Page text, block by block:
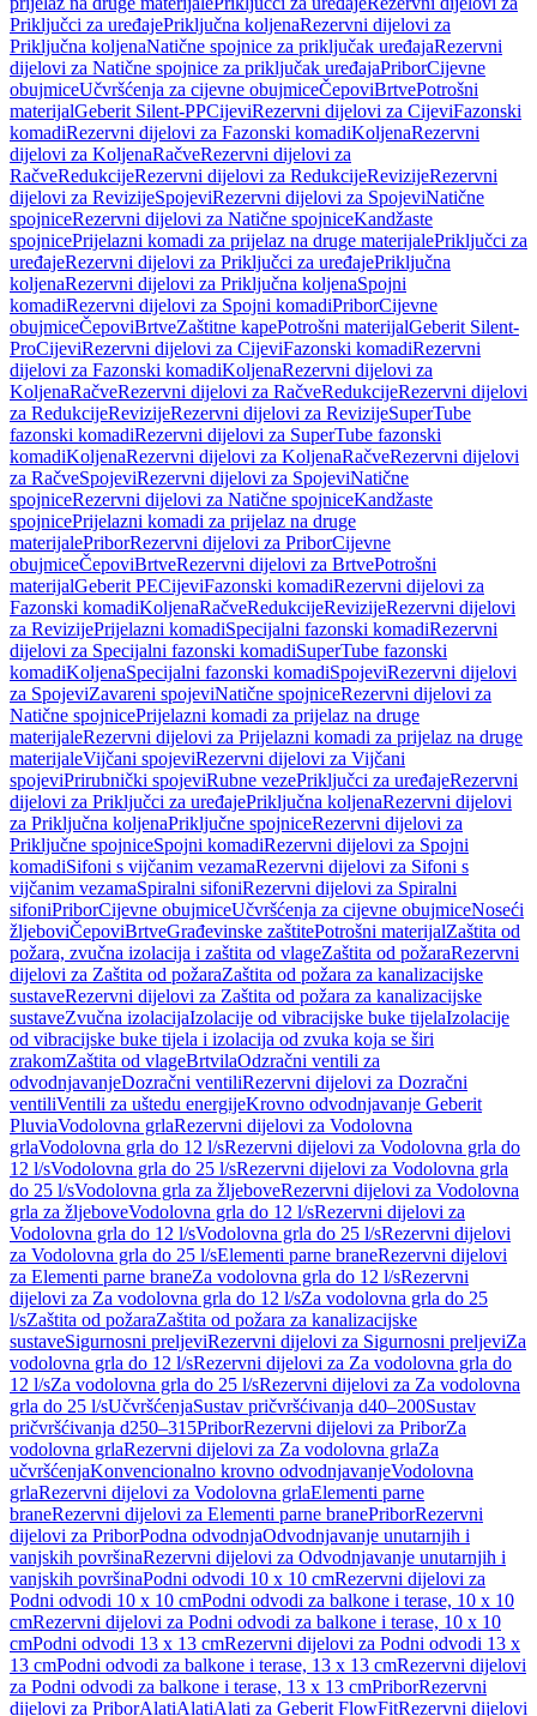
Priključci za uređajePriključna koljenaRezervni dijelovi za
Priključna koljenaNatične spojnice za priključak uređajaRezervni
dijelovi za Natične spojnice za priključak uređajaPriborCijevne
obujmiceUčvršćenja za cijevne obujmiceČepoviBrtvePotrošni
materijalGeberit Silent-PPCijeviRezervni dijelovi za CijeviFazonski
komadiRezervni dijelovi za Fazonski komadiKoljenaRezervni
dijelovi za KoljenaRačveRezervni dijelovi za
RačveRedukcijeRezervni dijelovi za RedukcijeRevizijeRezervni
dijelovi za RevizijeSpojeviRezervni dijelovi za SpojeviNatične
spojniceRezervni dijelovi za Natične spojniceKandžaste
spojnicePrijelazni komadi za prijelaz na druge materijalePriključci za
uređajeRezervni dijelovi za Priključci za uređajePriključna
koljenaRezervni dijelovi za Priključna koljenaSpojni
komadiRezervni dijelovi za Spojni komadiPriborCijevne
obujmiceČepoviBrtveZaštitne kapePotrošni materijalGeberit Silent-
ProCijeviRezervni dijelovi za CijeviFazonski komadiRezervni
dijelovi za Fazonski komadiKoljenaRezervni dijelovi za
KoljenaRačveRezervni dijelovi za RačveRedukcijeRezervni dijelovi
za RedukcijeRevizijeRezervni dijelovi za RevizijeSuperTube
fazonski komadiRezervni dijelovi za SuperTube fazonski
komadiKoljenaRezervni dijelovi za KoljenaRačveRezervni dijelovi
za RačveSpojeviRezervni dijelovi za SpojeviNatične
spojniceRezervni dijelovi za Natične spojniceKandžaste
spojnicePrijelazni komadi za prijelaz na druge
materijalePriborRezervni dijelovi za PriborCijevne
obujmiceČepoviBrtveRezervni dijelovi za BrtvePotrošni
materijalGeberit PECijeviFazonski komadiRezervni dijelovi za
Fazonski komadiKoljenaRačveRedukcijeRevizijeRezervni dijelovi
za RevizijePrijelazni komadiSpecijalni fazonski komadiRezervni
dijelovi za Specijalni fazonski komadiSuperTube fazonski
komadiKoljenaSpecijalni fazonski komadiSpojeviRezervni dijelovi
za SpojeviZavareni spojeviNatične spojniceRezervni dijelovi za
Natične spojnicePrijelazni komadi za prijelaz na druge
materijaleRezervni dijelovi za Prijelazni komadi za prijelaz na druge
materijaleVijčani spojeviRezervni dijelovi za Vijčani
spojeviPrirubnički spojeviRubne vezePriključci za uređajeRezervni
dijelovi za Priključci za uređajePriključna koljenaRezervni dijelovi
za Priključna koljenaPriključne spojniceRezervni dijelovi za
Priključne spojniceSpojni komadiRezervni dijelovi za Spojni
komadiSifoni s vijčanim vezamaRezervni dijelovi za Sifoni s
vijčanim vezamaSpiralni sifoniRezervni dijelovi za Spiralni
sifoniPriborCijevne obujmiceUčvršćenja za cijevne obujmiceNoseći
žljeboviČepoviBrtveGrađevinske zaštitePotrošni materijalZaštita od
požara, zvučna izolacija i zaštita od vlageZaštita od požaraRezervni
dijelovi za Zaštita od požaraZaštita od požara za kanalizacijske
sustaveRezervni dijelovi za Zaštita od požara za kanalizacijske
sustaveZvučna izolacijaIzolacije od vibracijske buke tijelaIzolacije
od vibracijske buke tijela i izolacija od zvuka koja se širi
zrakomZaštita od vlageBrtvilaOdzračni ventili za
odvodnjavanjeDozračni ventiliRezervni dijelovi za Dozračni
ventiliVentili za uštedu energijeKrovno odvodnjavanje Geberit
PluviaVodolovna grlaRezervni dijelovi za Vodolovna
grlaVodolovna grla do 12 l/sRezervni dijelovi za Vodolovna grla do
12 l/sVodolovna grla do 25 l/sRezervni dijelovi za Vodolovna grla
do 25 l/sVodolovna grla za žljeboveRezervni dijelovi za Vodolovna
grla za žljeboveVodolovna grla do 12 l/sRezervni dijelovi za
Vodolovna grla do 12 l/sVodolovna grla do 25 l/sRezervni dijelovi
za Vodolovna grla do 25 l/sElementi parne braneRezervni dijelovi
za Elementi parne braneZa vodolovna grla do 12 l/sRezervni
dijelovi za Za vodolovna grla do 12 l/sZa vodolovna grla do 25
l/sZaštita od požaraZaštita od požara za kanalizacijske
sustaveSigurnosni preljeviRezervni dijelovi za Sigurnosni preljeviZa
vodolovna grla do 12 l/sRezervni dijelovi za Za vodolovna grla do
12 l/sZa vodolovna grla do 25 l/sRezervni dijelovi za Za vodolovna
grla do 25 l/sUčvršćenjaSustav pričvršćivanja d40–200Sustav
pričvršćivanja d250–315PriborRezervni dijelovi za PriborZa
vodolovna grlaRezervni dijelovi za Za vodolovna grlaZa
učvršćenjaKonvencionalno krovno odvodnjavanjeVodolovna
grlaRezervni dijelovi za Vodolovna grlaElementi parne
braneRezervni dijelovi za Elementi parne branePriborRezervni
dijelovi za PriborPodna odvodnjaOdvodnjavanje unutarnjih i
vanjskih površinaRezervni dijelovi za Odvodnjavanje unutarnjih i
vanjskih površinaPodni odvodi 10 x 10 cmRezervni dijelovi za
Podni odvodi 10 x 10 cmPodni odvodi za balkone i terase, 10 x 10
cmRezervni dijelovi za Podni odvodi za balkone i terase, 10 x 10
cmPodni odvodi 13 x 13 cmRezervni dijelovi za Podni odvodi 13 x
13 cmPodni odvodi za balkone i terase, 13 x 13 cmRezervni dijelovi
za Podni odvodi za balkone i terase, 13 x 13 cmPriborRezervni
dijelovi za PriborAlatiAlatiAlati za Geberit FlowFitRezervni dijelovi